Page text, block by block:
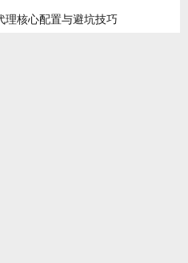
理核心配置与避坑技巧